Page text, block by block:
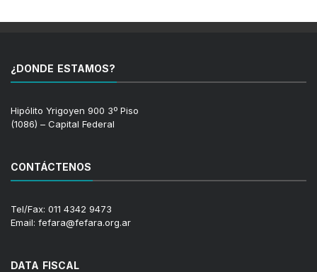
¿DONDE ESTAMOS?
Hipólito Yrigoyen 900 3º Piso
(1086) – Capital Federal
CONTÁCTENOS
Tel/Fax: 011 4342 9473
Email: fefara@fefara.org.ar
DATA FISCAL